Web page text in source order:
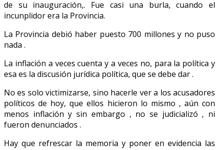
de su inauguración,. Fue casi una burla, cuando el
incunplidor era la Provincia.
La Provincia debió haber puesto 700 millones y no puso
nada .
La inflación a veces cuenta y a veces no, para la política y
esa es la discusión jurídica política, que se debe dar .
No es solo victimizarse, sino hacerle ver a los acusadores
políticos de hoy, que ellos hicieron lo mismo , aún con
menos inflación y sin embargo , no se judicializó , ni
fueron denunciados .
Hay que refrescar la memoria y poner en evidencia las